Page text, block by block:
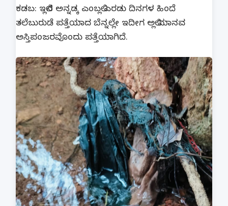
ಕಡಬ: ಇಲ್ಲಿನ ಅನ್ನಡ್ಕ ಎಂಬಲ್ಲಿ ಎರಡು ದಿನಗಳ ಹಿಂದೆ
ತಲೆಬುರುಡೆ ಪತ್ತೆಯಾದ ಬೆನ್ನಲ್ಲೇ ಇದೀಗ ಅಲ್ಲಿ ಮಾನವ
ಅಸ್ತಿಪಂಜರವೊಂದು ಪತ್ತೆಯಾಗಿದೆ.